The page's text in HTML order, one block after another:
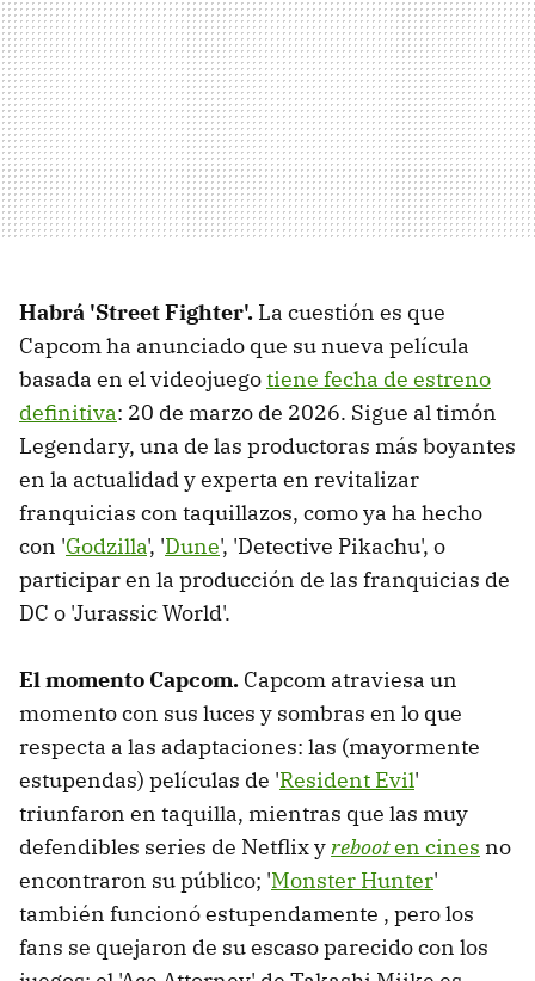
Habrá 'Street Fighter'. La cuestión es que
Capcom ha anunciado que su nueva película
basada en el videojuegotiene fecha de estreno
definitiva: 20 de marzo de 2026. Sigue al timón
Legendary, una de las productoras más boyantes
en la actualidad y experta en revitalizar
franquicias con taquillazos, como ya ha hecho
con 'Godzilla', 'Dune', 'Detective Pikachu', o
participar en la producción de las franquicias de
DC o 'Jurassic World'.
El momento Capcom. Capcom atraviesa un
momento con sus luces y sombras en lo que
respecta a las adaptaciones: las (mayormente
estupendas) películas de 'Resident Evil'
triunfaron en taquilla, mientras que las muy
defendibles series de Netflix yrebooten cines no
encontraron su público; 'Monster Hunter'
también funcionó estupendamente , pero los
fans se quejaron de su escaso parecido con los